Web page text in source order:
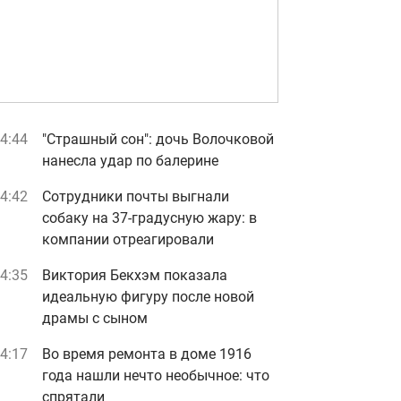
"Страшный сон": дочь Волочковой
нанесла удар по балерине
Сотрудники почты выгнали
собаку на 37-градусную жару: в
компании отреагировали
Виктория Бекхэм показала
идеальную фигуру после новой
драмы с сыном
Во время ремонта в доме 1916
года нашли нечто необычное: что
спрятали